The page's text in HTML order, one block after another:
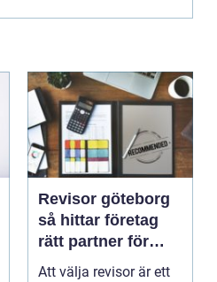
Revisor göteborg
så hittar företag
rätt partner för
trygg tillväxt
Att välja revisor är ett